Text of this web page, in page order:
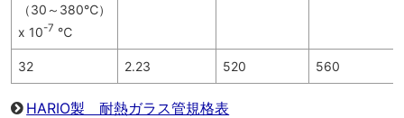
（30～380℃）
x 10-7 ℃
32 2.23 520 560
HARIO製 耐熱ガラス管規格表